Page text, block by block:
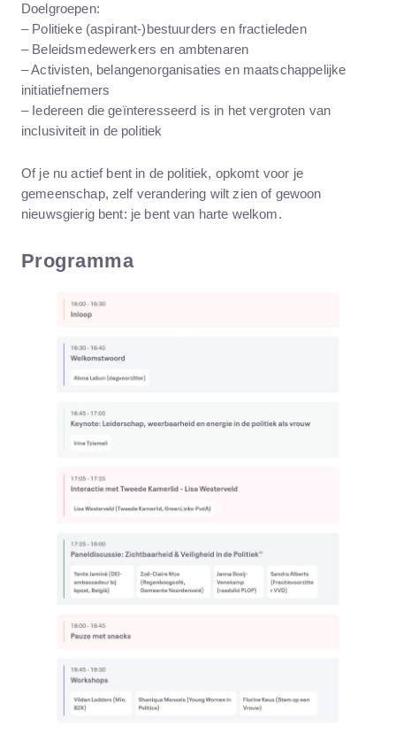
Doelgroepen:
– Politieke (aspirant-)bestuurders en fractieleden
– Beleidsmedewerkers en ambtenaren
– Activisten, belangenorganisaties en maatschappelijke
initiatiefnemers
– Iedereen die geïnteresseerd is in het vergroten van
inclusiviteit in de politiek
Of je nu actief bent in de politiek, opkomt voor je
gemeenschap, zelf verandering wilt zien of gewoon
nieuwsgierig bent: je bent van harte welkom.
Programma